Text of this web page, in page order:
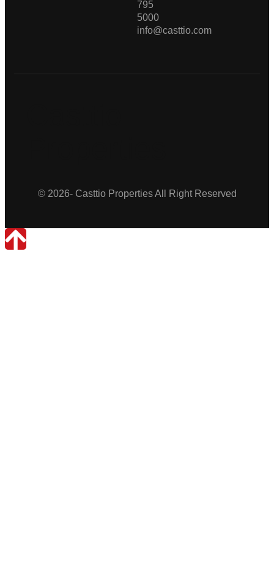
795
5000
info@casttio.com
© 2026- Casttio Properties All Right Reserved